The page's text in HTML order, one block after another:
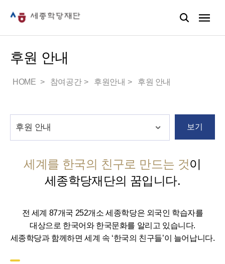
후원 안내
HOME 참여공간 후원안내 후원 안내
보기
세계를 한국의 친구로 만드는 것이
세종학당재단의 꿈입니다.
전 세계 87개국 252개소 세종학당은 외국인 학습자를
대상으로 한국어와 한국문화를 알리고 있습니다.
세종학당과 함께하면 세계 속 ‘한국의 친구들’이 늘어납니다.